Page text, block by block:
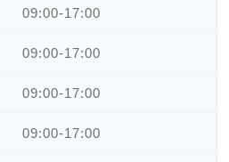
09:00-17:00
09:00-17:00
09:00-17:00
09:00-17:00